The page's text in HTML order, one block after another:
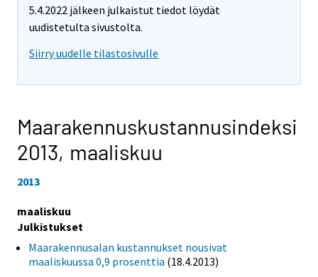
5.4.2022 jälkeen julkaistut tiedot löydät
uudistetulta sivustolta.
Siirry uudelle tilastosivulle
Maarakennuskustannusindeksi
2013, maaliskuu
2013
maaliskuu
Julkistukset
Maarakennusalan kustannukset nousivat
maaliskuussa 0,9 prosenttia (18.4.2013)